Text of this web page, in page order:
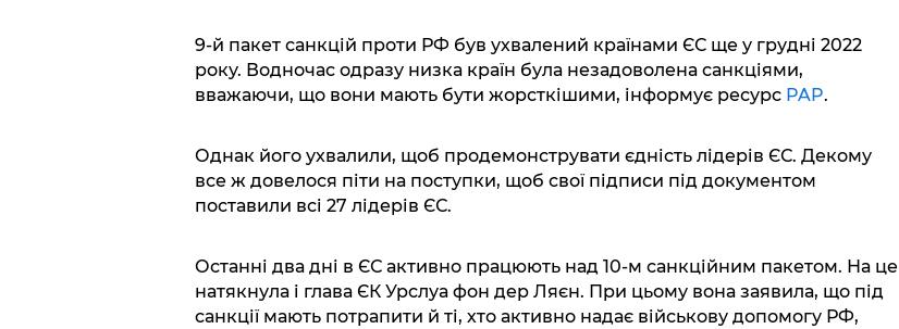
9-й пакет санкцій проти РФ був ухвалений країнами ЄС ще у грудні 2022
року. Водночас одразу низка країн була незадоволена санкціями,
вважаючи, що вони мають бути жорсткішими, інформує ресурс PAP.
Однак його ухвалили, щоб продемонструвати єдність лідерів ЄС. Декому
все ж довелося піти на поступки, щоб свої підписи під документом
поставили всі 27 лідерів ЄС.
Останні два дні в ЄС активно працюють над 10-м санкційним пакетом. На це
натякнула і глава ЄК Урслуа фон дер Ляєн. При цьому вона заявила, що під
санкції мають потрапити й ті, хто активно надає військову допомогу РФ,